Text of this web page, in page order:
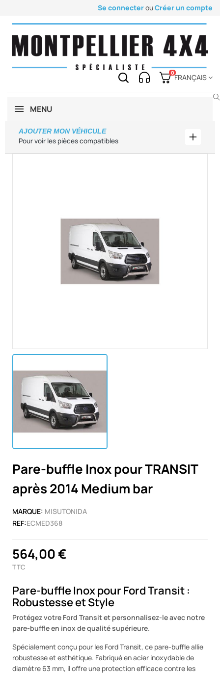
Se connecterouCréer un compte
0
FRANÇAIS
MENU
Pour voir les pièces compatibles
AJOUTER MON VÉHICULE
Pare-buffle Inox pour TRANSIT
après 2014 Medium bar
MARQUE: MISUTONIDA
REF:ECMED368
564,00 €
TTC
Pare-buffle Inox pour Ford Transit :
Robustesse et Style
Protégez votre Ford Transit et personnalisez-le avec notre
pare-buffle en inox de qualité supérieure.
Spécialement conçu pour les Ford Transit, ce pare-buffle allie
robustesse et esthétique. Fabriqué en acier inoxydable de
diamètre 63 mm, il offre une protection efficace contre les